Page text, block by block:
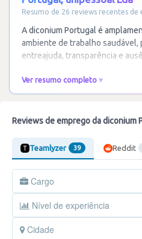
Resumo de 26 reviews recentes de
A diconium Portugal é
ambiente de trabalho saudável,
entreajuda, transparência e
Ver resumo completo
Reviews de emprego da diconium
Teamlyzer 39 Reddit
Cargo
Nível de experiência
Cidade